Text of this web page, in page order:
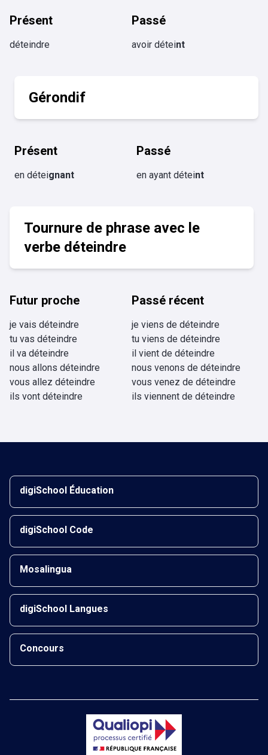
Présent
déteindre
Passé
avoir déteint
Gérondif
Présent
en déteignant
Passé
en ayant déteint
Tournure de phrase avec le
verbe déteindre
Futur proche
je vais déteindre
tu vas déteindre
il va déteindre
nous allons déteindre
vous allez déteindre
ils vont déteindre
Passé récent
je viens de déteindre
tu viens de déteindre
il vient de déteindre
nous venons de déteindre
vous venez de déteindre
ils viennent de déteindre
digiSchool Éducation
digiSchool Code
Mosalingua
digiSchool Langues
Concours